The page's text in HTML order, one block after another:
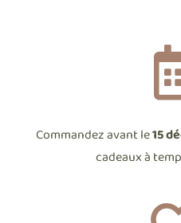
Commandez avant le15
cadeaux à